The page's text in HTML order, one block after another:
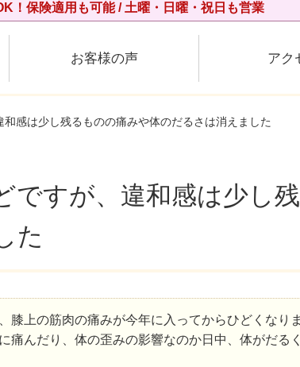
！保険適用も可能 / 土曜・日曜・祝日も営業
お客様の声 アク
感は少し残るものの痛みや体のだるさは消えました
ですが、違和感は少し
た
膝上の筋肉の痛みが今年に入ってからひどくなりま
痛んだり、体の歪みの影響なのか日中、体がだる